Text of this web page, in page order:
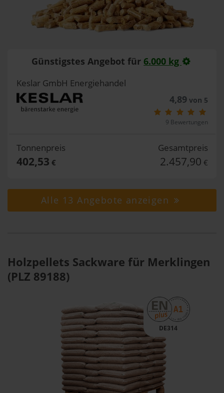
Günstigstes Angebot für 6.000 kg
Keslar GmbH Energiehandel
4,89von 5
9 Bewertungen
Tonnenpreis
402,53 €
Gesamtpreis
2.457,90 €
Alle 13 Angebote anzeigen
Holzpellets Sackware für Merklingen
(PLZ 89188)
DE314